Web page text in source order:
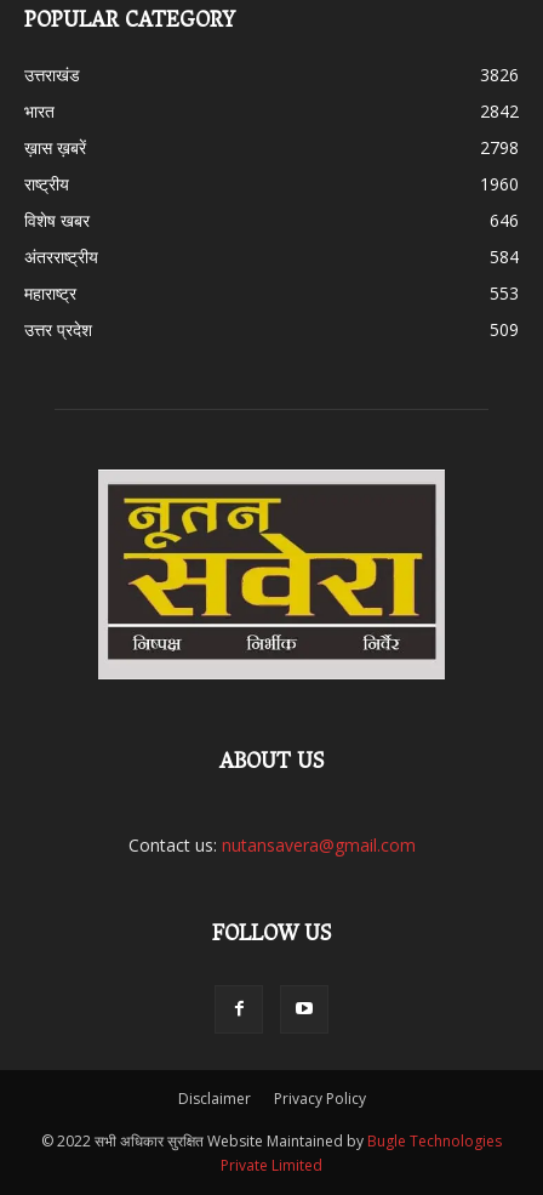
POPULAR CATEGORY
उत्तराखंड
3826
भारत
2842
ख़ास ख़बरें
2798
राष्ट्रीय
1960
विशेष खबर
646
अंतरराष्ट्रीय
584
महाराष्ट्र
553
उत्तर प्रदेश
509
ABOUT US
Contact us: nutansavera@gmail.com
FOLLOW US
Disclaimer Privacy Policy
© 2022 सभी अधिकार सुरक्षित Website Maintained by Bugle Technologies
Private Limited